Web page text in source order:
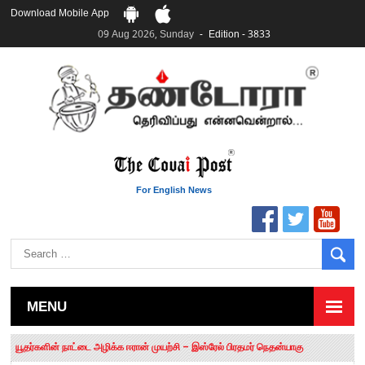
Download Mobile App
09 Aug 2026, Sunday
Edition - 3833
For English News
MENU
யூதர்களின் நாட்டை அழிக்க ஈரான் முயற்சி – இஸ்ரேல் பிரதமர் நெதன்யாகு
“மக்களால் நிராகரிக்கப்பட்டவர் ஸ்டாலின்!” – செங்கோட்டையன்